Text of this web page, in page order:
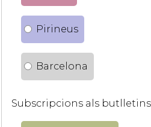
Pirineus
Barcelona
Subscripcions als butlletins